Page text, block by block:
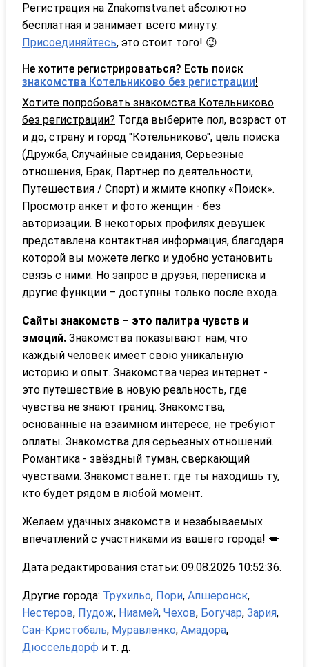
Регистрация на Znakomstva.net абсолютно
бесплатная и занимает всего минуту.
Присоединяйтесь, это стоит того! 😉
Не хотите регистрироваться? Есть поиск
знакомства Котельниково без регистрации!
Хотите попробовать знакомства Котельниково
без регистрации? Тогда выберите пол, возраст от
и до, страну и город "Котельниково", цель поиска
(Дружба, Случайные свидания, Серьезные
отношения, Брак, Партнер по деятельности,
Путешествия / Спорт) и жмите кнопку «Поиск».
Просмотр анкет и фото женщин - без
авторизации. В некоторых профилях девушек
представлена контактная информация, благодаря
которой вы можете легко и удобно установить
связь с ними. Но запрос в друзья, переписка и
другие функции – доступны только после входа.
Сайты знакомств – это палитра чувств и
эмоций. Знакомства показывают нам, что
каждый человек имеет свою уникальную
историю и опыт. Знакомства через интернет -
это путешествие в новую реальность, где
чувства не знают границ. Знакомства,
основанные на взаимном интересе, не требуют
оплаты. Знакомства для серьезных отношений.
Романтика - звёздный туман, сверкающий
чувствами. Знакомства.нет: где ты находишь ту,
кто будет рядом в любой момент.
Желаем удачных знакомств и незабываемых
впечатлений с участниками из вашего города! 💋
Дата редактирования статьи: 09.08.2026 10:52:36.
Другие города: Трухильо, Пори, Апшеронск,
Нестеров, Пудож, Ниамей, Чехов, Богучар, Зария,
Сан-Кристобаль, Муравленко, Амадора,
Дюссельдорф и т. д.